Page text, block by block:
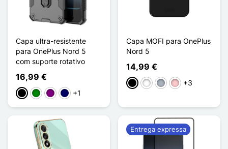
Capa ultra-resistente
para OnePlus Nord 5
com suporte rotativo
16,99 €
PretoVerdePúrpuraAzul marinho
+1
Capa MOFI para OnePlus
Nord 5
14,99 €
PretoBrancoCinzento
Rosa+3
Entrega expressa